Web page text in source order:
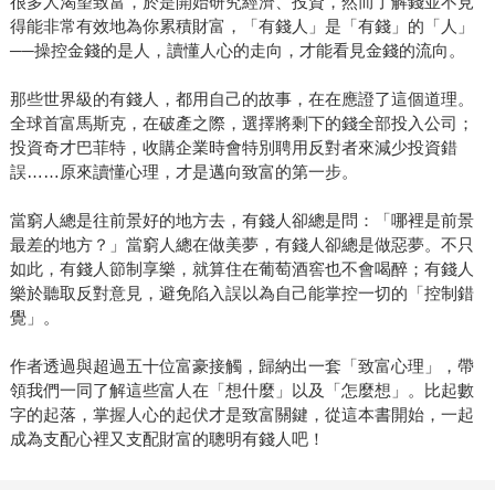
得能非常有效地為你累積財富，「有錢人」是「有錢」的「人」
──操控金錢的是人，讀懂人心的走向，才能看見金錢的流向。
那些世界級的有錢人，都用自己的故事，在在應證了這個道理。
全球首富馬斯克，在破產之際，選擇將剩下的錢全部投入公司；
投資奇才巴菲特，收購企業時會特別聘用反對者來減少投資錯
誤……原來讀懂心理，才是邁向致富的第一步。
當窮人總是往前景好的地方去，有錢人卻總是問：「哪裡是前景
最差的地方？」當窮人總在做美夢，有錢人卻總是做惡夢。不只
如此，有錢人節制享樂，就算住在葡萄酒窖也不會喝醉；有錢人
樂於聽取反對意見，避免陷入誤以為自己能掌控一切的「控制錯
覺」。
作者透過與超過五十位富豪接觸，歸納出一套「致富心理」，帶
領我們一同了解這些富人在「想什麼」以及「怎麼想」。比起數
字的起落，掌握人心的起伏才是致富關鍵，從這本書開始，一起
成為支配心裡又支配財富的聰明有錢人吧！